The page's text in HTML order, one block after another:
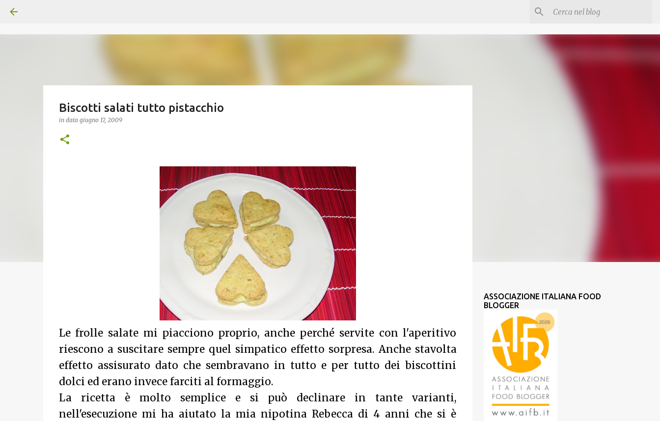
Biscotti salati tutto pistacchio
in data giugno 17, 2009
Le frolle salate mi piacciono proprio, anche perché servite con l'aperitivo
riescono a suscitare sempre quel simpatico effetto sorpresa. Anche stavolta
effetto assisurato dato che sembravano in tutto e per tutto dei biscottini
dolci ed erano invece farciti al formaggio.
La ricetta è molto semplice e si può declinare in tante varianti,
nell'esecuzione mi ha aiutato la mia nipotina Rebecca di 4 anni che si è
ASSOCIAZIONE ITALIANA FOOD
BLOGGER